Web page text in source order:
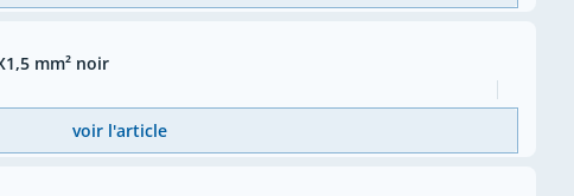
mm² noir
voir l'article